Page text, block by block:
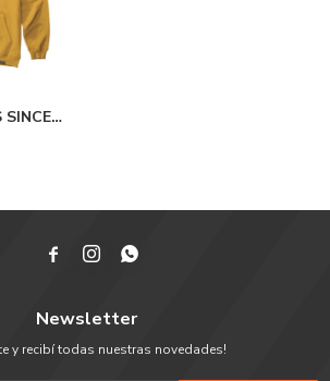
SINCE
  
Newsletter
y recibí todas nuestras novedades!